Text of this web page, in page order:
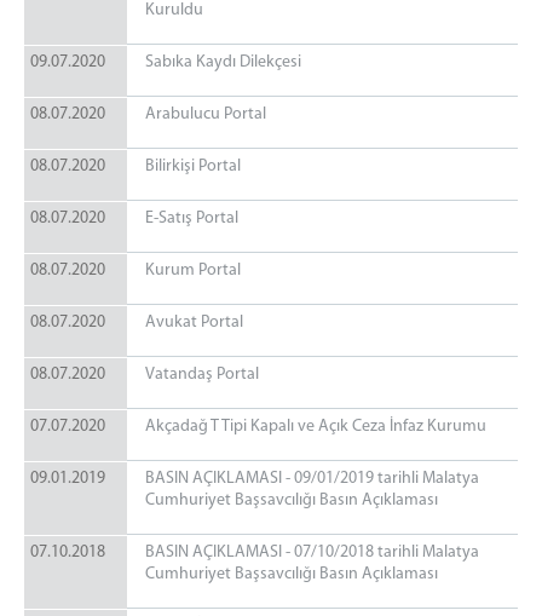
Kuruldu
09.07.2020 Sabıka Kaydı Dilekçesi
08.07.2020 Arabulucu Portal
08.07.2020 Bilirkişi Portal
08.07.2020 E-Satış Portal
08.07.2020 Kurum Portal
08.07.2020 Avukat Portal
08.07.2020 Vatandaş Portal
07.07.2020 Akçadağ T Tipi Kapalı ve Açık Ceza İnfaz Kurumu
09.01.2019
BASIN AÇIKLAMASI - 09/01/2019 tarihli Malatya
Cumhuriyet Başsavcılığı Basın Açıklaması
07.10.2018
BASIN AÇIKLAMASI - 07/10/2018 tarihli Malatya
Cumhuriyet Başsavcılığı Basın Açıklaması